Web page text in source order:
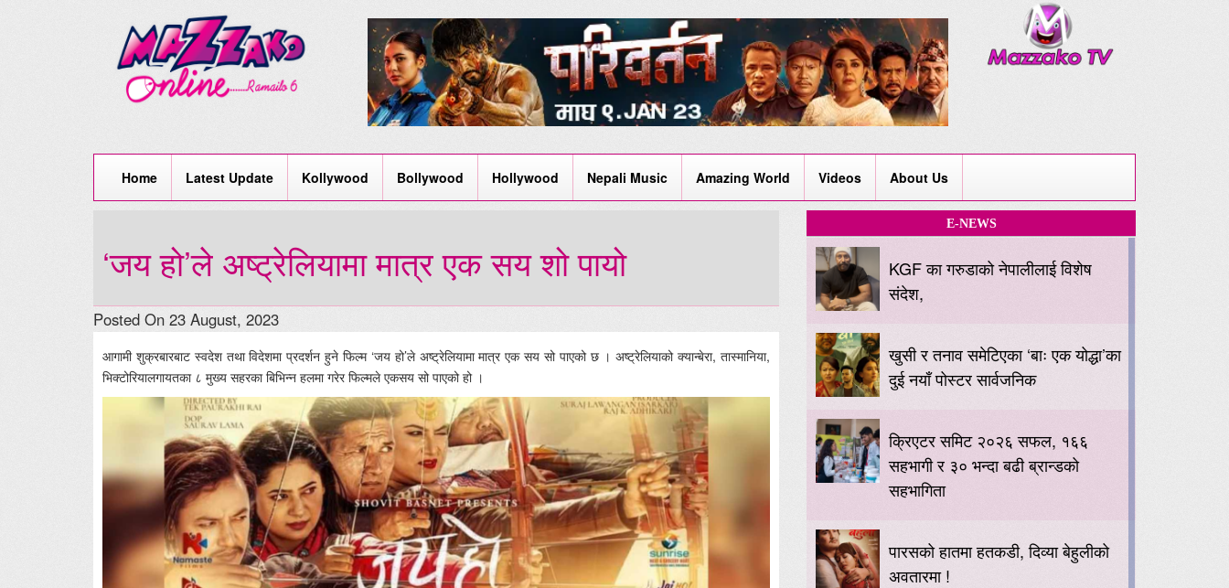
Home Latest Update Kollywood Bollywood Hollywood Nepali Music Amazing World Videos About Us
‘जय हो’ले अष्ट्रेलियामा मात्र एक सय शो पायो
Posted On 23 August, 2023
आगामी शुक्रबारबाट स्वदेश तथा विदेशमा प्रदर्शन हुने फिल्म ‘जय हो’ले अष्ट्रेलियामा मात्र एक सय सो पाएको छ । अष्ट्रेलियाको क्यान्बेरा, तास्मानिया,
भिक्टोरियालगायतका ८ मुख्य सहरका बिभिन्न हलमा गरेर फिल्मले एकसय सो पाएको हो ।
E-NEWS
KGF का गरुडाको नेपालीलाई विशेष
संदेश,
खुसी र तनाव समेटिएका ‘बाः एक योद्धा’का
दुई नयाँ पोस्टर सार्वजनिक
क्रिएटर समिट २०२६ सफल, १६६
सहभागी र ३० भन्दा बढी ब्रान्डको
सहभागिता
पारसको हातमा हतकडी, दिव्या बेहुलीको
अवतारमा !